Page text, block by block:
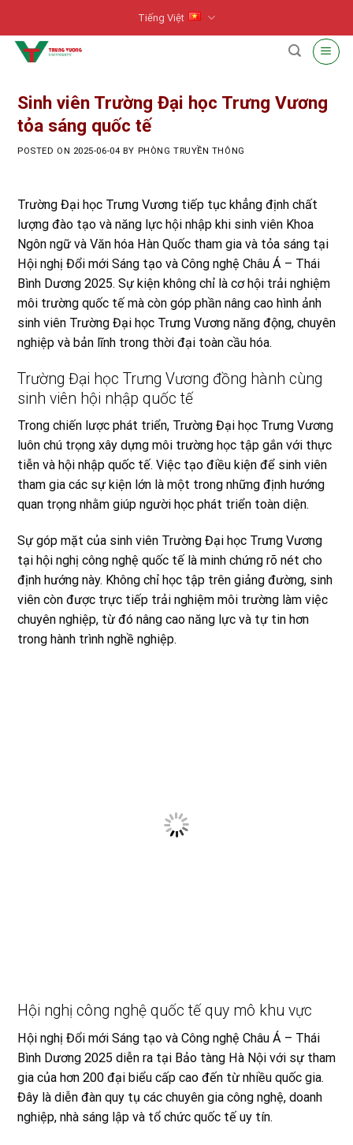
content
Tiếng Việt
Sinh viên Trường Đại học Trưng Vương
tỏa sáng quốc tế
POSTED ON 2025-06-04 BY PHÒNG TRUYỀN THÔNG
Trường Đại học Trưng Vương tiếp tục khẳng định chất
lượng đào tạo và năng lực hội nhập khi sinh viên Khoa
Ngôn ngữ và Văn hóa Hàn Quốc tham gia và tỏa sáng tại
Hội nghị Đổi mới Sáng tạo và Công nghệ Châu Á – Thái
Bình Dương 2025. Sự kiện không chỉ là cơ hội trải nghiệm
môi trường quốc tế mà còn góp phần nâng cao hình ảnh
sinh viên Trường Đại học Trưng Vương năng động, chuyên
nghiệp và bản lĩnh trong thời đại toàn cầu hóa.
Trường Đại học Trưng Vương đồng hành cùng
sinh viên hội nhập quốc tế
Trong chiến lược phát triển, Trường Đại học Trưng Vương
luôn chú trọng xây dựng môi trường học tập gắn với thực
tiễn và hội nhập quốc tế. Việc tạo điều kiện để sinh viên
tham gia các sự kiện lớn là một trong những định hướng
quan trọng nhằm giúp người học phát triển toàn diện.
Sự góp mặt của sinh viên Trường Đại học Trưng Vương
tại hội nghị công nghệ quốc tế là minh chứng rõ nét cho
định hướng này. Không chỉ học tập trên giảng đường, sinh
viên còn được trực tiếp trải nghiệm môi trường làm việc
chuyên nghiệp, từ đó nâng cao năng lực và tự tin hơn
trong hành trình nghề nghiệp.
Hội nghị công nghệ quốc tế quy mô khu vực
Hội nghị Đổi mới Sáng tạo và Công nghệ Châu Á – Thái
Bình Dương 2025 diễn ra tại Bảo tàng Hà Nội với sự tham
gia của hơn 200 đại biểu cấp cao đến từ nhiều quốc gia.
Đây là diễn đàn quy tụ các chuyên gia công nghệ, doanh
nghiệp, nhà sáng lập và tổ chức quốc tế uy tín.